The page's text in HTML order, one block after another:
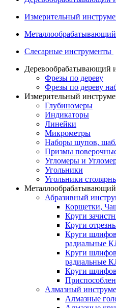
Измерительный
Слесарные инструменты
Деревообрабатывающий
Фрезы по дереву
Фрезы по дереву
Измерительный
Глубиномеры
Индикаторы
Линейки
Микрометры
Наборы щупов,
Призмы
Угломеры и
Угольники
Угольники
Абразивный
Корщетки,
Круги
Круги
Круги
радиальные
Круги
радиальные
Круги
Алмазный
Алмазные